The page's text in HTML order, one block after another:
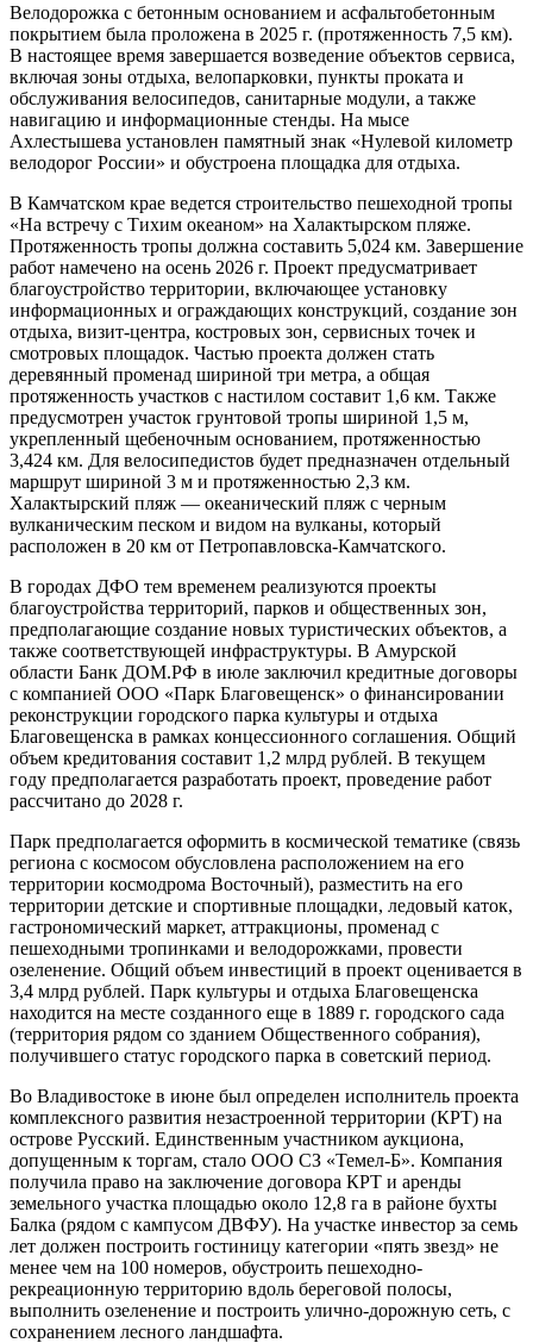
Велодорожка с бетонным основанием и асфальтобетонным
покрытием была проложена в 2025 г. (протяженность 7,5 км).
В настоящее время завершается возведение объектов сервиса,
включая зоны отдыха, велопарковки, пункты проката и
обслуживания велосипедов, санитарные модули, а также
навигацию и информационные стенды. На мысе
Ахлестышева установлен памятный знак «Нулевой километр
велодорог России» и обустроена площадка для отдыха.
В Камчатском крае ведется строительство пешеходной тропы
«На встречу с Тихим океаном» на Халактырском пляже.
Протяженность тропы должна составить 5,024 км. Завершение
работ намечено на осень 2026 г. Проект предусматривает
благоустройство территории, включающее установку
информационных и ограждающих конструкций, создание зон
отдыха, визит-центра, костровых зон, сервисных точек и
смотровых площадок. Частью проекта должен стать
деревянный променад шириной три метра, а общая
протяженность участков с настилом составит 1,6 км. Также
предусмотрен участок грунтовой тропы шириной 1,5 м,
укрепленный щебеночным основанием, протяженностью
3,424 км. Для велосипедистов будет предназначен отдельный
маршрут шириной 3 м и протяженностью 2,3 км.
Халактырский пляж — океанический пляж с черным
вулканическим песком и видом на вулканы, который
расположен в 20 км от Петропавловска-Камчатского.
В городах ДФО тем временем реализуются проекты
благоустройства территорий, парков и общественных зон,
предполагающие создание новых туристических объектов, а
также соответствующей инфраструктуры. В Амурской
области Банк ДОМ.РФ в июле заключил кредитные договоры
с компанией ООО «Парк Благовещенск» о финансировании
реконструкции городского парка культуры и отдыха
Благовещенска в рамках концессионного соглашения. Общий
объем кредитования составит 1,2 млрд рублей. В текущем
году предполагается разработать проект, проведение работ
рассчитано до 2028 г.
Парк предполагается оформить в космической тематике (связь
региона с космосом обусловлена расположением на его
территории космодрома Восточный), разместить на его
территории детские и спортивные площадки, ледовый каток,
гастрономический маркет, аттракционы, променад с
пешеходными тропинками и велодорожками, провести
озеленение. Общий объем инвестиций в проект оценивается в
3,4 млрд рублей. Парк культуры и отдыха Благовещенска
находится на месте созданного еще в 1889 г. городского сада
(территория рядом со зданием Общественного собрания),
получившего статус городского парка в советский период.
Во Владивостоке в июне был определен исполнитель проекта
комплексного развития незастроенной территории (КРТ) на
острове Русский. Единственным участником аукциона,
допущенным к торгам, стало ООО СЗ «Темел-Б». Компания
получила право на заключение договора КРТ и аренды
земельного участка площадью около 12,8 га в районе бухты
Балка (рядом с кампусом ДВФУ). На участке инвестор за семь
лет должен построить гостиницу категории «пять звезд» не
менее чем на 100 номеров, обустроить пешеходно-
рекреационную территорию вдоль береговой полосы,
выполнить озеленение и построить улично-дорожную сеть, с
сохранением лесного ландшафта.